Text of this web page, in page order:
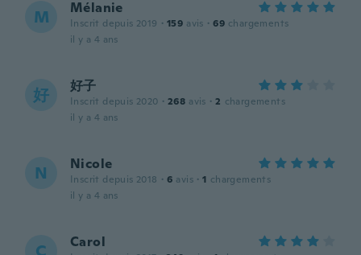
M Mélanie
Inscrit depuis 2019 · 159 avis · 69 chargements
il y a 4 ans
好 好子
Inscrit depuis 2020 · 268 avis · 2 chargements
il y a 4 ans
N Nicole
Inscrit depuis 2018 · 6 avis · 1 chargements
il y a 4 ans
Carol